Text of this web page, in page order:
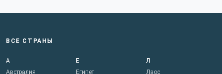
ВСЕ СТРАНЫ
А
Австралия
Е
Египет
Л
Лаос